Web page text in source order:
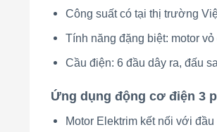
Công suất có tại thị trường
Tính năng đặng biệt: motor
Cầu điện: 6 đầu dây ra, đấu
Ứng dụng động cơ điện 3
Motor Elektrim kết nối với